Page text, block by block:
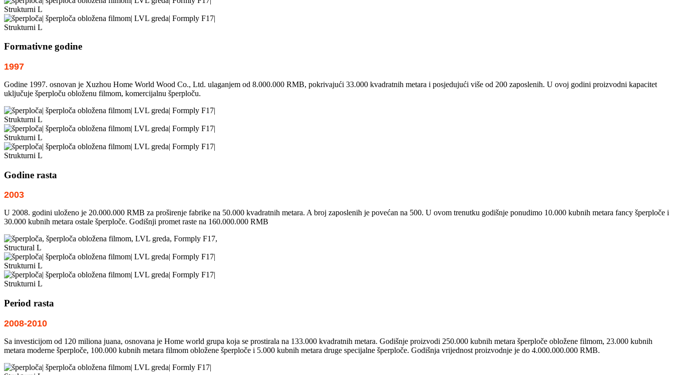
Formativne godine
1997
Godine 1997. osnovan je Xuzhou Home World Wood Co., Ltd. ulaganjem od 8.000.000 RMB, pokrivajući 33.000 kvadratnih metara i posjedujući više od 200 zaposlenih. U ovoj godini proizvodni kapacitet
uključuje šperploču obloženu filmom, komercijalnu šperploču.
Godine rasta
2003
U 2008. godini uloženo je 20.000.000 RMB za proširenje fabrike na 50.000 kvadratnih metara. A broj zaposlenih je povećan na 500. U ovom trenutku godišnje ponudimo 10.000 kubnih metara fancy šperploče i
30.000 kubnih metara ostale šperploče. Godišnji promet raste na 160.000.000 RMB
Period rasta
2008-2010
Sa investicijom od 120 miliona juana, osnovana je Home world grupa koja se prostirala na 133.000 kvadratnih metara. Godišnje proizvodi 250.000 kubnih metara šperploče obložene filmom, 23.000 kubnih
metara moderne šperploče, 100.000 kubnih metara filmom obložene šperploče i 5.000 kubnih metara druge specijalne šperploče. Godišnja vrijednost proizvodnje je do 4.000.000.000 RMB.